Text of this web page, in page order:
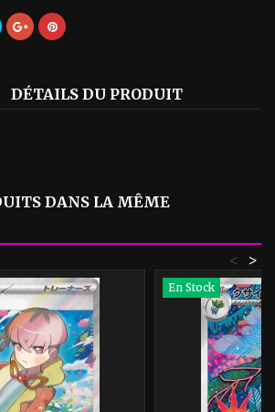
DÉTAILS DU PRODUIT
DANS LA MÊME
>
<
En Stock